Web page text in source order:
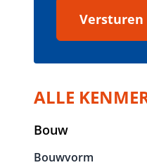
Versturen
ALLE
Bouw
Bouwvorm